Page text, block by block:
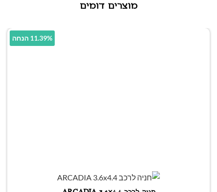
מוצרים דומים
11.39% הנחה